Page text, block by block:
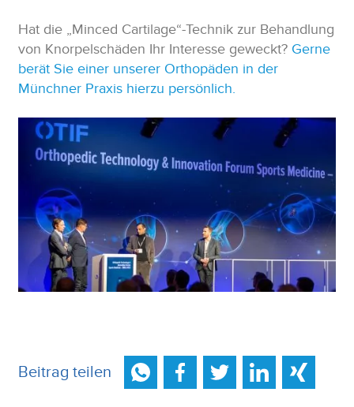
Hat die „Minced Cartilage“-Technik zur Behandlung
von Knorpelschäden Ihr Interesse geweckt? Gerne
berät Sie einer unserer Orthopäden in der
Münchner Praxis hierzu persönlich.
Beitrag teilen